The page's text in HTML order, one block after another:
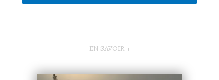
EN SAVOIR +